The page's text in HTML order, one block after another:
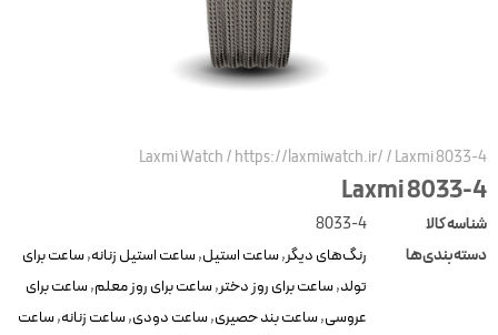
Laxmi Watch/https://laxmiwatch.ir//Laxmi
Laxmi 8033-
کالا
8033-4
رنگ‌های دیگر,ساعت استیل,ساعت استیل زنانه,ساعت برای
تولد,ساعت برای روز دختر,ساعت برای روز معلم,ساعت برای
عروسی,ساعت بند حصیری,ساعت دودی,ساعت زنانه,ساعت